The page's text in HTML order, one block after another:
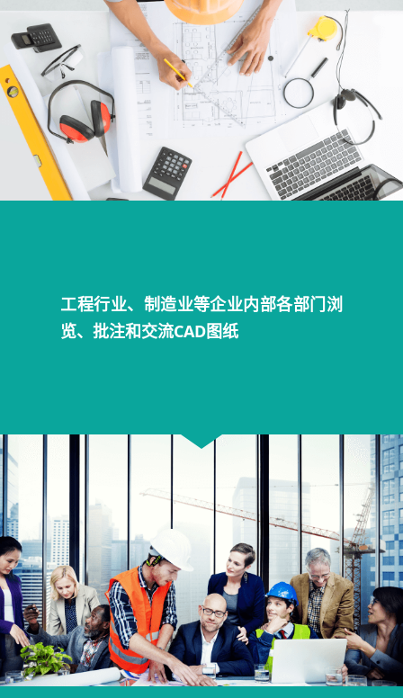
工程行业、制造业等企业内部各部门浏
览、批注和交流CAD图纸